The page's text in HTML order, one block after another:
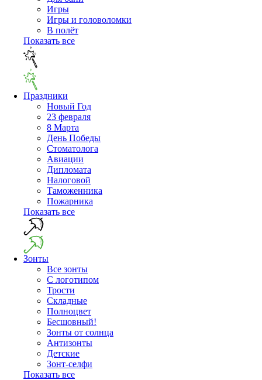
Игры
Игры и головоломки
В полёт
Показать все
Праздники
Новый Год
23 февраля
8 Марта
День Победы
Cтоматолога
Авиации
Дипломата
Налоговой
Таможенника
Пожарника
Показать все
Зонты
Все зонты
С логотипом
Трости
Складные
Полноцвет
Бесшовный!
Зонты от солнца
Антизонты
Детские
Зонт-селфи
Показать все